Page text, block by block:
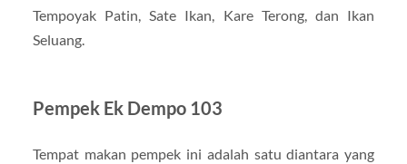
Tempoyak Patin, Sate Ikan, Kare Terong, dan Ikan
Seluang.
Pempek Ek Dempo 103
Tempat makan pempek ini adalah satu diantara yang